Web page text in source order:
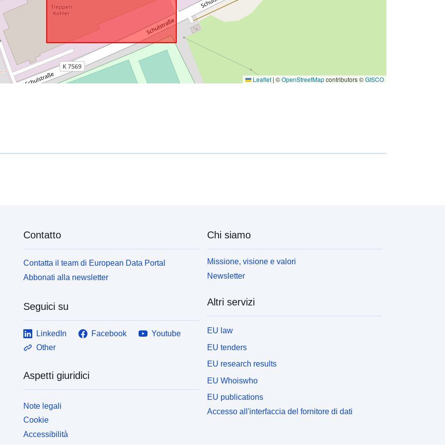
Leaflet | ©OpenStreetMapcontributors ©GISCO
Contatto
Contatta il team di European Data Portal
Abbonati alla newsletter
Seguici su
LinkedIn Facebook
Youtube
Other
Aspetti giuridici
Note legali
Cookie
Accessibilità
Chi siamo
Missione, visione e valori
Newsletter
Altri servizi
EU law
EU tenders
EU research results
EU Whoiswho
EU publications
Accesso all'interfaccia del fornitore di dati